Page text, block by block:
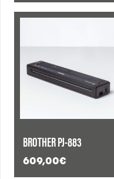
BROTHER PJ-883
609,00€